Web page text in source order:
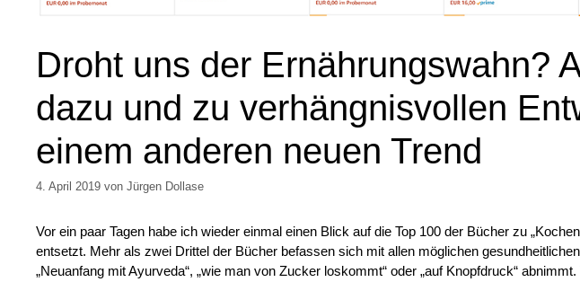
Droht uns der Ernährungswahn?
dazu und zu verhängnisvollen
einem anderen neuen Trend
4. April 2019 von Jürgen Dollase
Vor ein paar Tagen habe ich wieder einmal einen Blick auf die Top 100 der Bücher zu
entsetzt. Mehr als zwei Drittel der Bücher befassen sich mit allen möglichen
„Neuanfang mit Ayurveda“, „wie man von Zucker loskommt“ oder „auf Knopfdruck“